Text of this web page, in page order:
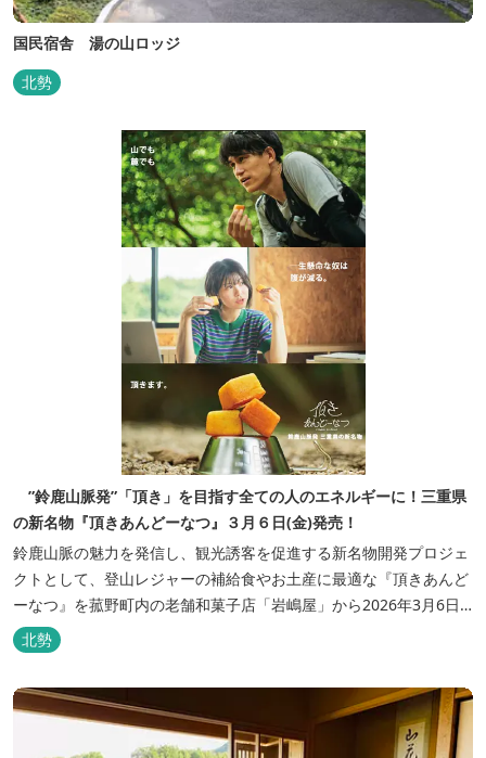
国民宿舎 湯の山ロッジ
北勢
”鈴鹿山脈発”「頂き」を目指す全ての人のエネルギーに！三重県
の新名物『頂きあんどーなつ』３月６日(金)発売！
鈴鹿山脈の魅力を発信し、観光誘客を促進する新名物開発プロジェ
クトとして、登山レジャーの補給食やお土産に最適な『頂きあんど
ーなつ』を菰野町内の老舗和菓子店「岩嶋屋」から2026年3月6日
（金）より販売を開始いたしました。 ■商品コンセプト：自分だけ
の「頂き」を目指す人を応援 「山に登る目的が人それぞれであるよ
目指す人も、頑...
北勢